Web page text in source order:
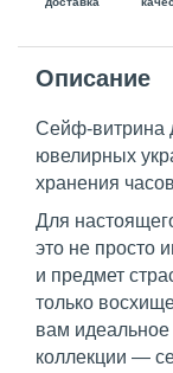
Описание
Сейф-витрина
ювелирных
хранения
Для
это не просто
и предмет
только
вам
коллекции —